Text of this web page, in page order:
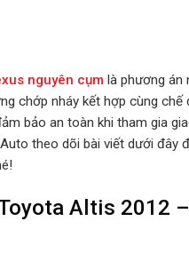
nguyên cụm là phương án
chớp nháy kết hợp cùng
bảo an toàn khi tham gia
theo dõi bài viết dưới đây
Altis 2012